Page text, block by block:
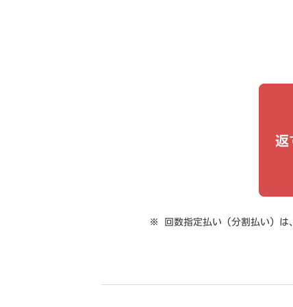
返
回数指定払い（分割払い）